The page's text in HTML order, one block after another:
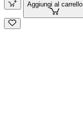
Aggiungi al carrello